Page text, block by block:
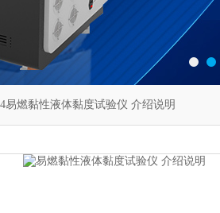
易燃黏性液体黏度试验仪 介绍说明